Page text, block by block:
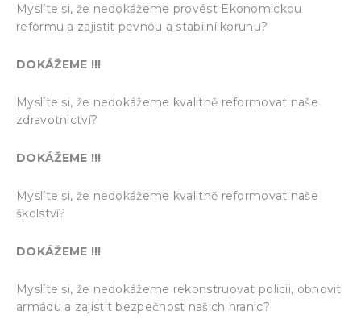
Myslíte si, že nedokážeme provést Ekonomickou
reformu a zajistit pevnou a stabilní korunu?
DOKÁŽEME !!!
Myslíte si, že nedokážeme kvalitně reformovat naše
zdravotnictví?
DOKÁŽEME !!!
Myslíte si, že nedokážeme kvalitně reformovat naše
školství?
DOKÁŽEME !!!
Myslíte si, že nedokážeme rekonstruovat policii, obnovit
armádu a zajistit bezpečnost našich hranic?